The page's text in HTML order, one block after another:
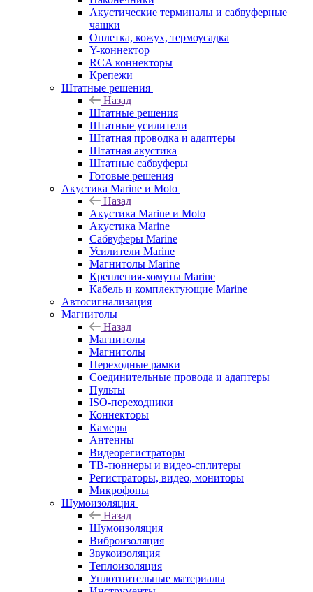
Акустические терминалы и сабвуферные
чашки
Оплетка, кожух, термоусадка
Y-коннектор
RCA коннекторы
Крепежи
Штатные решения
Назад
Штатные решения
Штатные усилители
Штатная проводка и адаптеры
Штатная акустика
Штатные сабвуферы
Готовые решения
Акустика Marine и Moto
Назад
Акустика Marine и Moto
Акустика Marine
Сабвуферы Marine
Усилители Marine
Магнитолы Marine
Крепления-хомуты Marine
Кабель и комплектующие Marine
Автосигнализация
Магнитолы
Назад
Магнитолы
Магнитолы
Переходные рамки
Соединительные провода и адаптеры
Пульты
ISO-переходники
Коннекторы
Камеры
Антенны
Видеорегистраторы
ТВ-тюннеры и видео-сплитеры
Регистраторы, видео, мониторы
Микрофоны
Шумоизоляция
Назад
Шумоизоляция
Виброизоляция
Звукоизоляция
Теплоизоляция
Уплотнительные материалы